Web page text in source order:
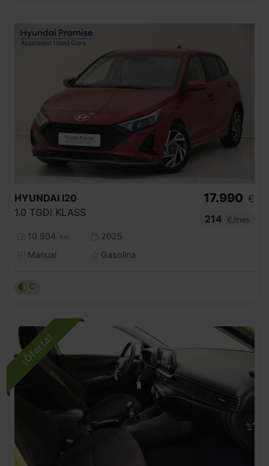
HYUNDAI I20
1.0 TGDI KLASS
10.904 km
2025
Manual
Gasolina
17.990 €
214
€/mes
C